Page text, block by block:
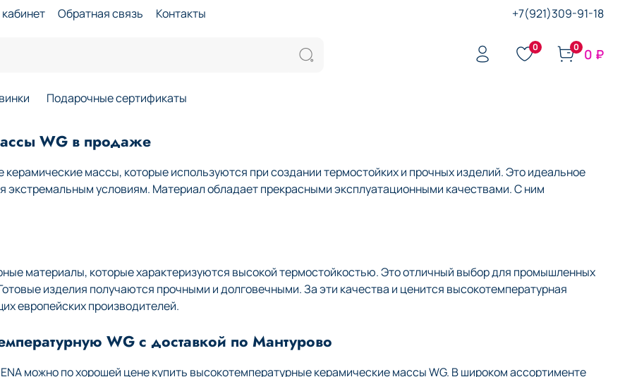
Обратная связь Контакты +7(921)309-91-18
0 0 0 ₽
Подарочные сертификаты
WG в продаже
массы, которые используются при создании термостойких и прочных изделий. Это идеальное
экстремальным условиям. Материал обладает прекрасными эксплуатационными качествами. С ним
материалы, которые характеризуются высокой термостойкостью. Это отличный выбор для промышленных
изделия получаются прочными и долговечными. За эти качества и ценится высокотемпературная
европейских производителей.
WG с доставкой по Мантурово
можно по хорошей цене купить высокотемпературные керамические массы WG. В широком ассортименте